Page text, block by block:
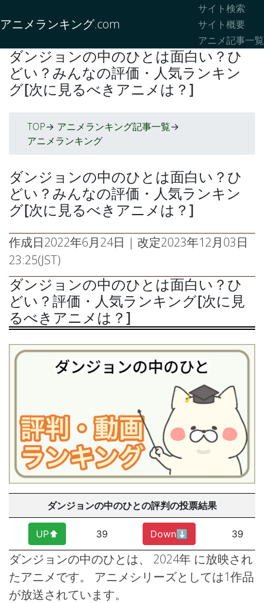
アニメランキング.com
サイト検索
サイト概要
アニメ記事一覧
ダンジョンの中のひとは面白い？ひ
どい？みんなの評価・人気ランキン
グ[次に見るべきアニメは？]
TOP-> アニメランキング記事一覧->
アニメランキング
ダンジョンの中のひとは面白い？ひ
どい？みんなの評価・人気ランキン
グ[次に見るべきアニメは？]
作成日2022年6月24日 | 改定2023年12月03日
23:25(JST)
ダンジョンの中のひとは面白い？ひ
どい？評価・人気ランキング[次に見
るべきアニメは？]
ダンジョンの中のひとの評判の投票結果
UP⬆︎ 39 Down⬇︎ 39
ダンジョンの中のひとは、 2024年 に放映され
たアニメです。 アニメシリーズとしては1作品
が放送されています。